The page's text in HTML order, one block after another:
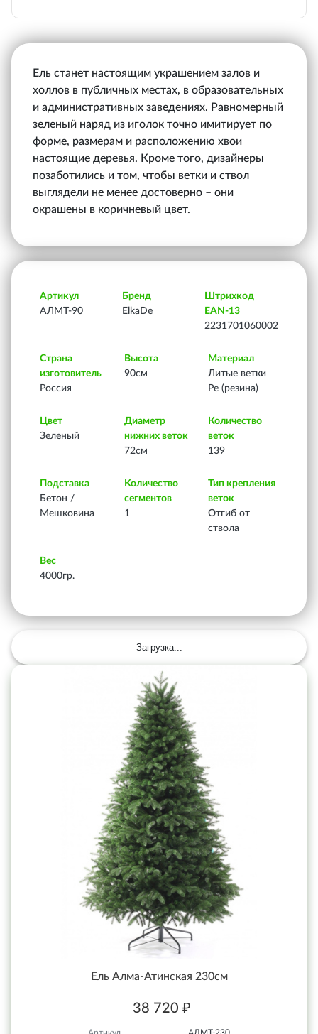
Ель станет настоящим украшением залов и
холлов в публичных местах, в образовательных
и административных заведениях. Равномерный
зеленый наряд из иголок точно имитирует по
форме, размерам и расположению хвои
настоящие деревья. Кроме того, дизайнеры
позаботились и том, чтобы ветки и ствол
выглядели не менее достоверно – они
окрашены в коричневый цвет.
Артикул
АЛМТ-90
Бренд
ElkaDe
Штрихкод
EAN-13
2231701060002
Страна
изготовитель
Россия
Высота
90см
Материал
Литые ветки
Ре (резина)
Цвет
Зеленый
Диаметр
нижних веток
72см
Количество
веток
139
Подставка
Бетон /
Мешковина
Количество
сегментов
1
Тип крепления
веток
Отгиб от
ствола
Вес
4000гр.
Загрузка...
Ель Алма-Атинская 230см
38 720 ₽